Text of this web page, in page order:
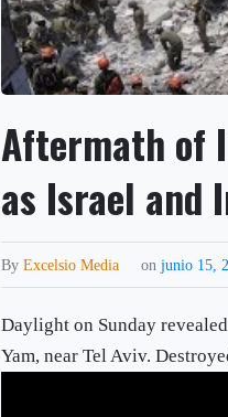
Aftermath of
as Israel and
ByExcelsio Media onjunio 15,
Daylight on Sunday
Yam, near Tel Aviv.